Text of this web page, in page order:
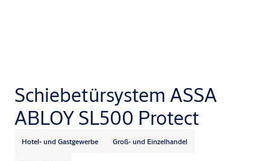
Schiebetürsystem ASSA
ABLOY SL500 Protect
Hotel- und Gastgewerbe Groß- und Einzelhandel